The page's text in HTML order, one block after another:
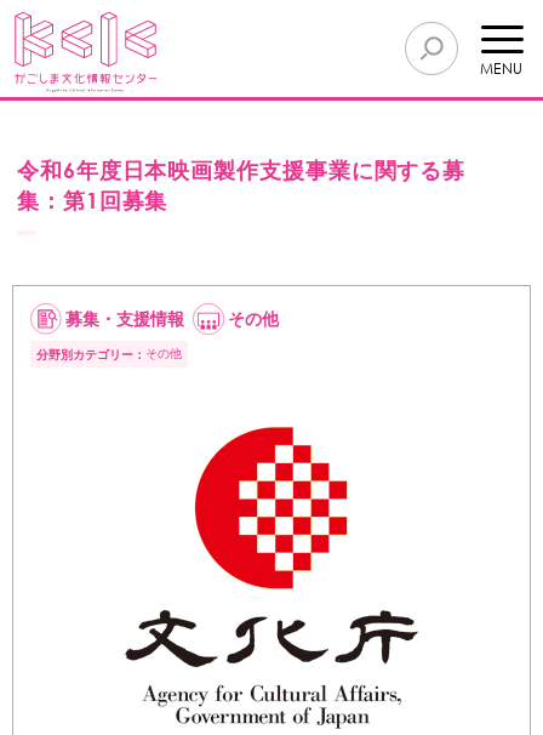
MENU
令和6年度日本映画製作支援事業に関する募
集：第1回募集
募集・支援情報 その他
分野別カテゴリー： その他